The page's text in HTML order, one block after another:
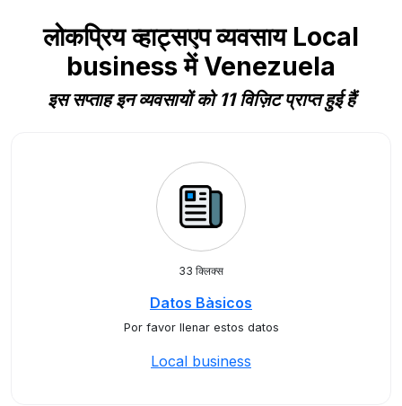
लोकप्रिय व्हाट्सएप व्यवसाय Local
business में Venezuela
इस सप्ताह इन व्यवसायों को 11 विज़िट प्राप्त हुई हैं
33 क्लिक्स
Datos Bàsicos
Por favor llenar estos datos
Local business